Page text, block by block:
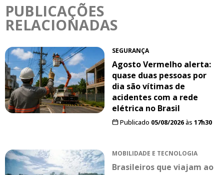
PUBLICAÇÕES
RELACIONADAS
SEGURANÇA
Agosto Vermelho alerta:
quase duas pessoas por
dia são vítimas de
acidentes com a rede
elétrica no Brasil
Publicado 05/08/2026às 17h30
MOBILIDADE E TECNOLOGIA
Brasileiros que viajam ao